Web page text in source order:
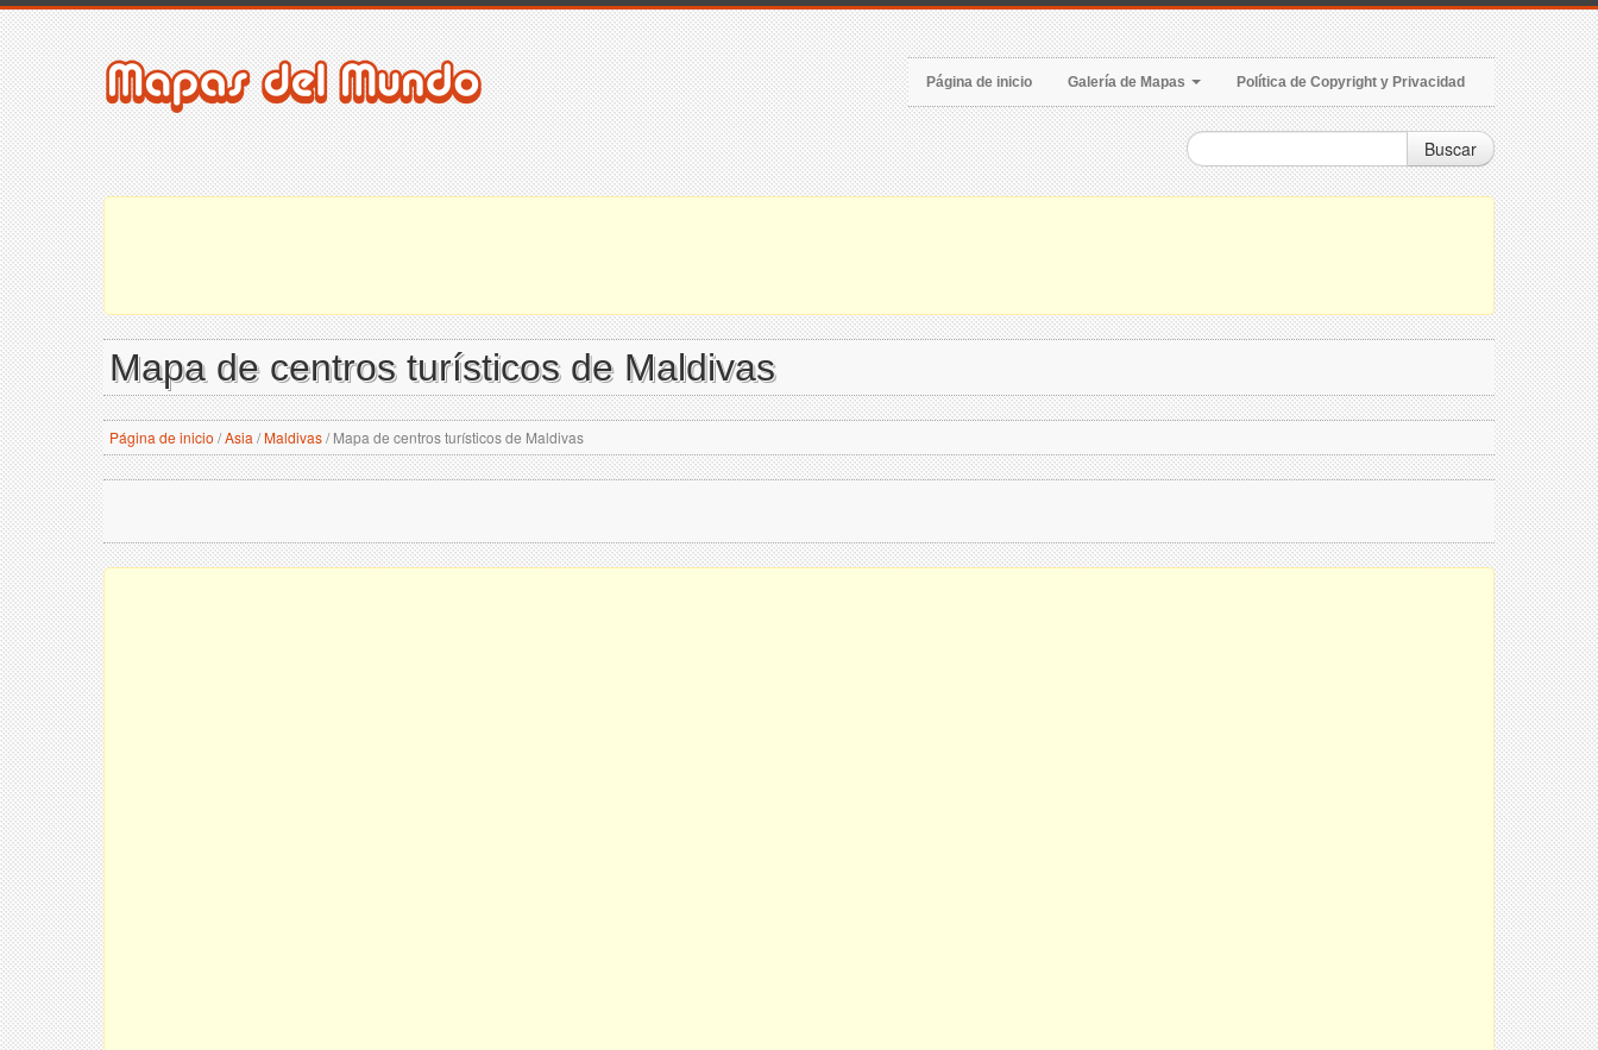
Página de inicio Galería de Mapas Política de Copyright y Privacidad
Buscar
Mapa de centros turísticos de Maldivas
Página de inicio /Asia /Maldivas/Mapa de centros turísticos de Maldivas